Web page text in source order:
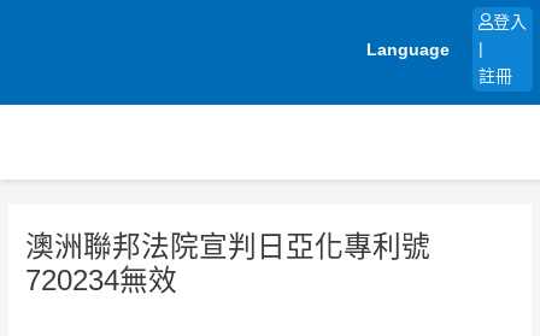
Language
登入
註冊
澳洲聯邦法院宣判日亞化專利號
720234無效